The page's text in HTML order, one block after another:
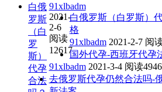
白俄
罗斯
（白
罗
斯）
代孕
合法
91xlbadm
2021-
2-6
阅读
12617
白俄罗斯（白罗斯）
格
91xlbadm 2021-2-7 阅
国外代孕-西班牙代孕
91xlbadm 2021-3-4 阅读4946
去俄罗斯代孕仍然合法吗-